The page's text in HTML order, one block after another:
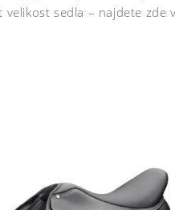
velikost sedla – najdete